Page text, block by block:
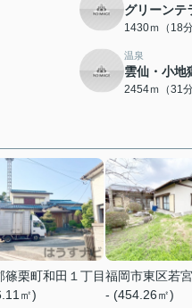
グリーンテ
1430ｍ（18分
温泉
雲仙・小地
2454ｍ（31分
篠栗町和田１丁目
㎡)
福岡市東区若
- (454.26㎡)